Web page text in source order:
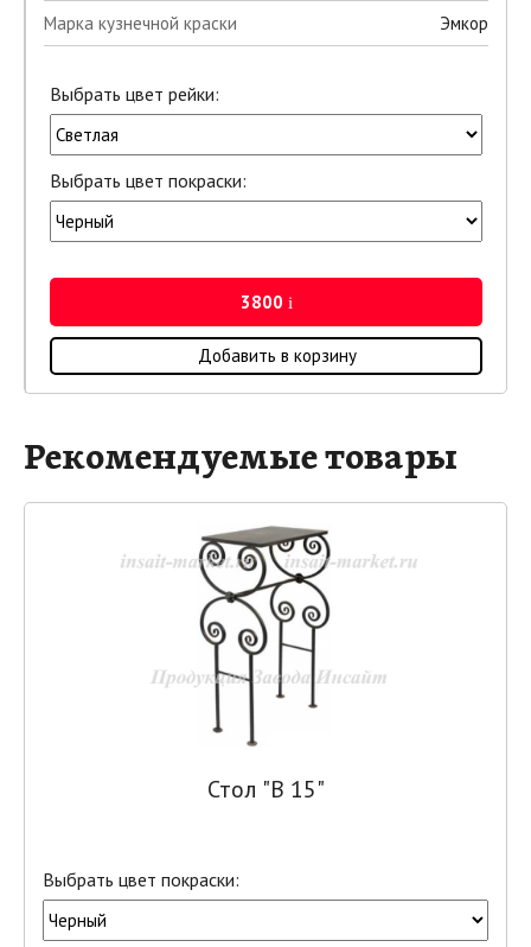
Марка кузнечной краски
Эмкор
Выбрать цвет рейки:
Выбрать цвет покраски:
3800 i
Добавить в корзину
Рекомендуемые товары
Стол "В 15"
Выбрать цвет покраски: